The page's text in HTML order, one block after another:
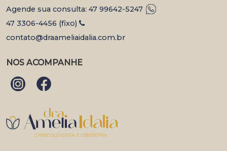
Agende sua consulta: 47 99642-5247
47 3306-4456 (fixo)
contato@draameliaidalia.com.br
NOS ACOMPANHE